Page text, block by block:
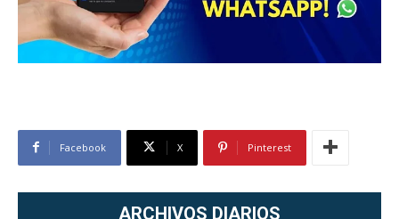
Facebook X Pinterest
ARCHIVOS DIARIOS